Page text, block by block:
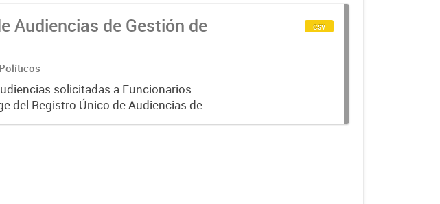
Audiencias de Gestión de
solicitadas a Funcionarios
del Registro Único de Audiencias de
Ejecutivo Nacional, establecido
csv